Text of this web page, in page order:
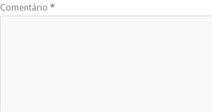
Comentário *